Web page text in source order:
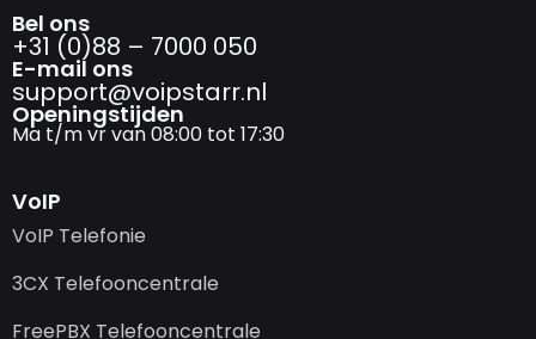
Bel ons
+31 (0)88 – 7000 050
E-mail ons
support@­voipstarr.nl
Openingstijden
Ma t/m vr van 08:00 tot 17:30
VoIP
VoIP Telefonie
3CX Telefooncentrale
FreePBX Telefooncentrale